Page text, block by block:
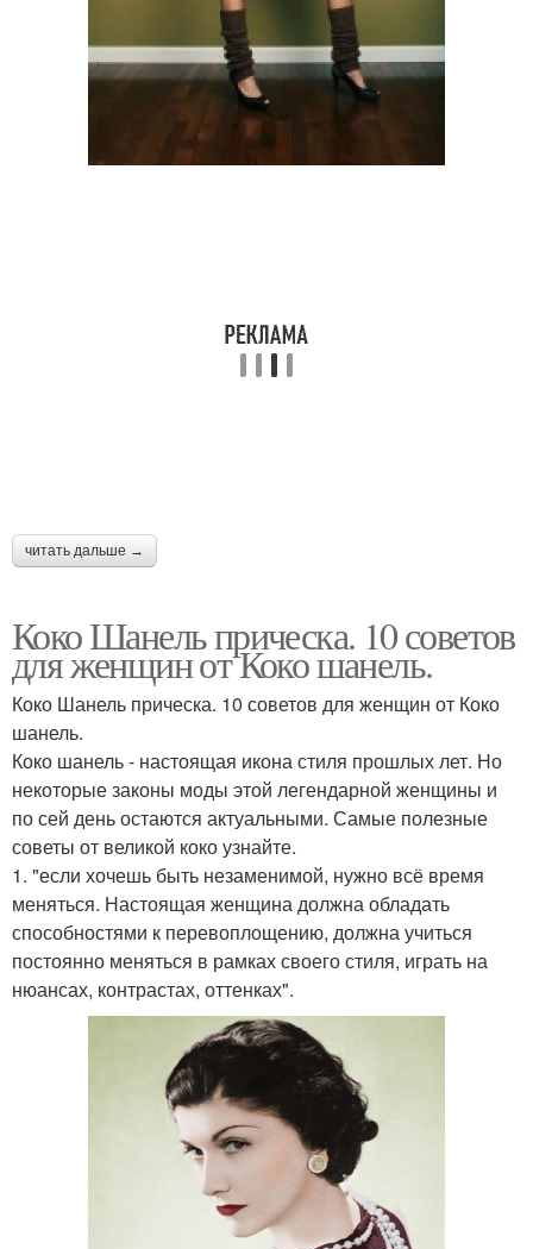
читать дальше →
Коко Шанель прическа. 10 советов
для женщин от Коко шанель.
Коко Шанель прическа. 10 советов для женщин от Коко
шанель.
Коко шанель - настоящая икона стиля прошлых лет. Но
некоторые законы моды этой легендарной женщины и
по сей день остаются актуальными. Самые полезные
советы от великой коко узнайте.
1. "если хочешь быть незаменимой, нужно всё время
меняться. Настоящая женщина должна обладать
способностями к перевоплощению, должна учиться
постоянно меняться в рамках своего стиля, играть на
нюансах, контрастах, оттенках".